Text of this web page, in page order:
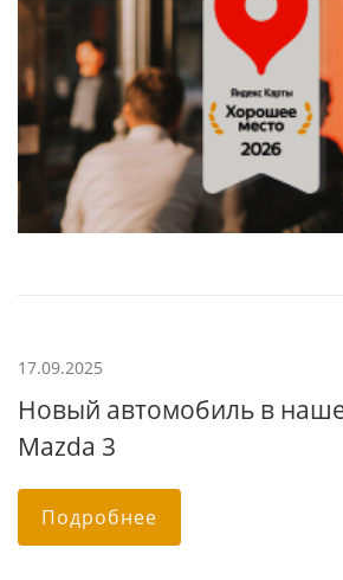
17.09.2025
Новый автомобиль в
Mazda 3
Подробнее